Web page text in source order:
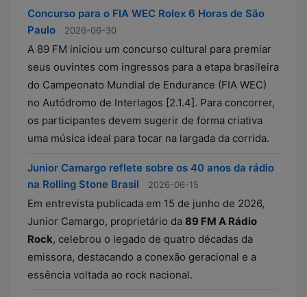
Concurso para o FIA WEC Rolex 6 Horas de São
Paulo
2026-06-30
A 89 FM iniciou um concurso cultural para premiar
seus ouvintes com ingressos para a etapa brasileira
do Campeonato Mundial de Endurance (FIA WEC)
no Autódromo de Interlagos [2.1.4]. Para concorrer,
os participantes devem sugerir de forma criativa
uma música ideal para tocar na largada da corrida.
Junior Camargo reflete sobre os 40 anos da rádio
na Rolling Stone Brasil
2026-06-15
Em entrevista publicada em 15 de junho de 2026,
Junior Camargo, proprietário da 89 FM A Rádio
Rock, celebrou o legado de quatro décadas da
emissora, destacando a conexão geracional e a
essência voltada ao rock nacional.